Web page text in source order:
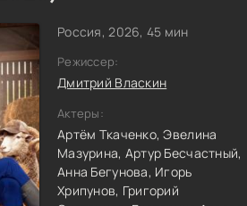
Россия, 2026, 45 мин
Режиссер:
Дмитрий Власкин
Актеры:
Артём Ткаченко,Эвелина
Мазурина, Артур Бесчастный,
Анна Бегунова, Игорь
Хрипунов, Григорий